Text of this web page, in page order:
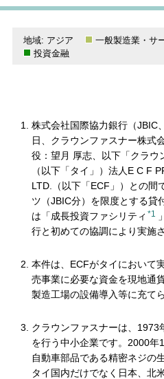
地域: アジア 一般製造業・サ
投資金融
株式会社国際協力銀行（JBIC
日、クラウンファスナー株式
役：望月 厚志、以下「クラウ
（以下「タイ」）法人E C F
LTD.（以下「ECF」）との間
ツ（JBIC分）を限度とする貸
は「成長投資ファシリティ *1
行と初めての協調により実施
本件は、ECFがタイにおいて
売事業に必要な資金を現地通
製造工場の設備導入等に充て
クラウンファスナーは、1973
を行う中小企業です。2000年
自動車部品である精密ネジの
タイ国内だけでなく日本、北